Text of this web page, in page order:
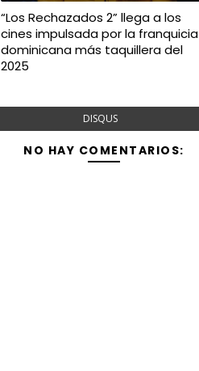
“Los Rechazados 2” llega a los
cines impulsada por la franquicia
dominicana más taquillera del
2025
DISQUS
NO HAY COMENTARIOS: